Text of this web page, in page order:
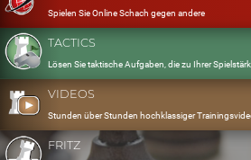
Spielen Sie Online Schach gegen andere
TACTICS
Lösen Sie taktische Aufgaben, die zu Ihrer
VIDEOS
Stunden über Stunden hochklassiger
FRITZ